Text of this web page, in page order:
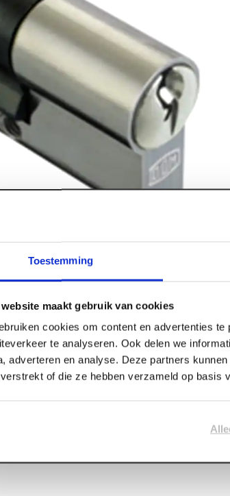
Toestemming
website maakt gebruik van cookies
cookies om content en advertenties
te analyseren. Ook delen we
adverteren en analyse. Deze partners
of die ze hebben verzameld op basis
SKG** enkelzijdig